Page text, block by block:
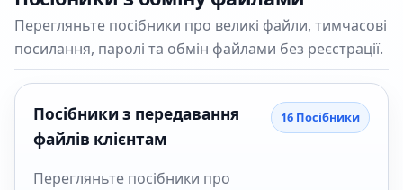
Перегляньте посібники про великі файли, тимчасові
посилання, паролі та обмін файлами без реєстрації.
Посібники з передавання
файлів клієнтам
Перегляньте посібники про
16 Посібники